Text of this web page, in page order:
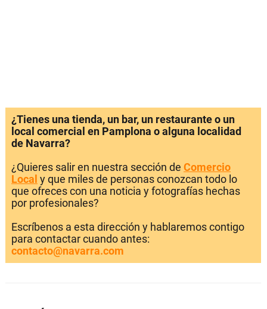
¿Tienes una tienda, un bar, un restaurante o un
local comercial en Pamplona o alguna localidad
de Navarra?
¿Quieres salir en nuestra sección de Comercio
Local y que miles de personas conozcan todo lo
que ofreces con una noticia y fotografías hechas
por profesionales?
Escríbenos a esta dirección y hablaremos contigo
para contactar cuando antes:
contacto@navarra.com